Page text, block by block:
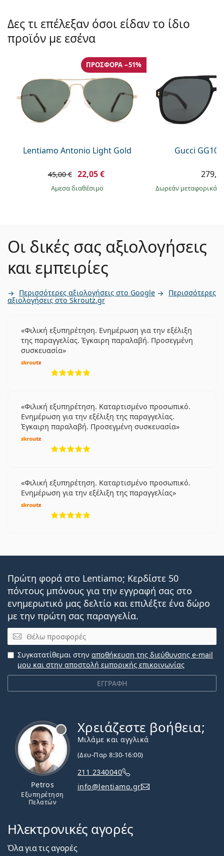
Δες τι επέλεξαν όσοι είδαν το ίδιο
προϊόν με εσένα
Lentiamo Antonio Light Gold
ΠΡΟΣΦΟΡΆ −51%
45,00 € 22,05 €
άμεσα διαθέσιμο
Gucci
Δωρεάν μεταφορικά
Οι δικές σας αξιολογήσεις
και εμπειρίες
Περισσότερες αξιολογήσεις στο Google Περισσότερες
αξιολογήσεις στο Skroutz.gr
Φιλική εξυπηρέτηση. Ενημέρωση για την εξέλιξη
της παραγγελίας. Έγκαιρη παραλαβή. Προσεγμένη
συσκευασία
Φιλική εξυπηρέτηση. Καταρτισμένο προσωπικό.
Ενημέρωση για την εξέλιξη της παραγγελίας.
Έγκαιρη παραλαβή. Προσεγμένη συσκευασία
Φιλική εξυπηρέτηση. Καταρτισμένο προσωπικό.
Ενημέρωση για την εξέλιξη της παραγγελίας
Πρώτη φορά στο Lentiamo; Κερδίστε 50
πόντους μπόνους για την εγγραφή σας στο
ενημερωτικό μας δελτίο και επιλέξτε ένα δώρο
με την πρώτη σας παραγγελία.
Email
ΕΓΓΡΑΦΗ
Συγκατατίθεμαι στην αποθήκευση της διεύθυνσης e-mail
μου και στην αποστολή εμπορικής επικοινωνίας
Petros
Εξυπηρέτηση
Πελατών
Χρειάζεστε βοήθεια;
Μιλάμε και αγγλικά
(Δευ-Παρ 8:30-16:00)
211 2340040
info@lentiamo.gr
Ηλεκτρονικές αγορές
Όλα για τις αγορές